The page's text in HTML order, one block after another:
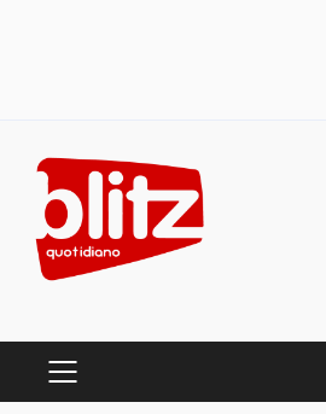
content
PRIMARY